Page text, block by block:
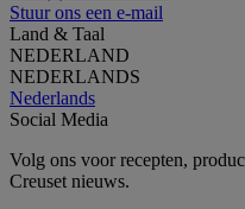
Stuur ons een e-mail
Land & Taal
NEDERLAND
NEDERLANDS
Nederlands
Social Media
Volg ons voor recepten,
Creuset nieuws.